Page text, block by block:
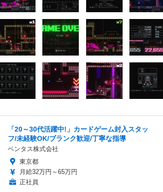
「20～30代活躍中!」カードゲーム封入スタッ
フ/未経験OK/ブランク歓迎/丁寧な指導
ベンタス株式会社
東京都
月給32万円～65万円
正社員